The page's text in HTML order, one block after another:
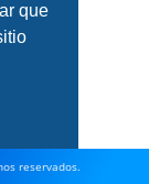
que
reservados.